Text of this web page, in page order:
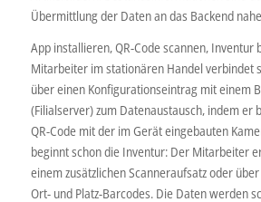
Übermittlung der Daten an das Backend
App installieren, QR-Code scannen, Inventur
Mitarbeiter im stationären Handel verbindet
über einen Konfigurationseintrag mit einem
(Filialserver) zum Datenaustausch, indem er
QR-Code mit der im Gerät eingebauten
beginnt schon die Inventur: Der Mitarbeiter
einem zusätzlichen Scanneraufsatz oder
Ort- und Platz-Barcodes. Die Daten werden